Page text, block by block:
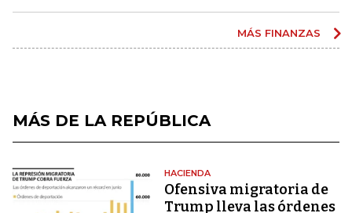
MÁS FINANZAS
MÁS DE LA REPÚBLICA
HACIENDA
Ofensiva migratoria de
Trump lleva las órdenes